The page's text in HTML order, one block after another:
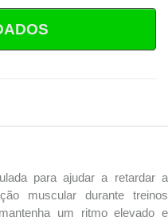
para ajudar a retardar a
muscular durante treinos
um ritmo elevado e